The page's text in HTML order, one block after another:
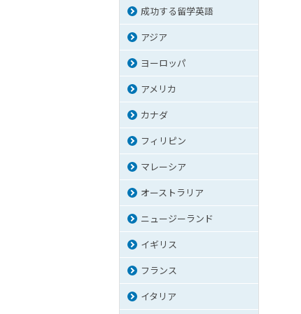
成功する留学英語
アジア
ヨーロッパ
アメリカ
カナダ
フィリピン
マレーシア
オーストラリア
ニュージーランド
イギリス
フランス
イタリア